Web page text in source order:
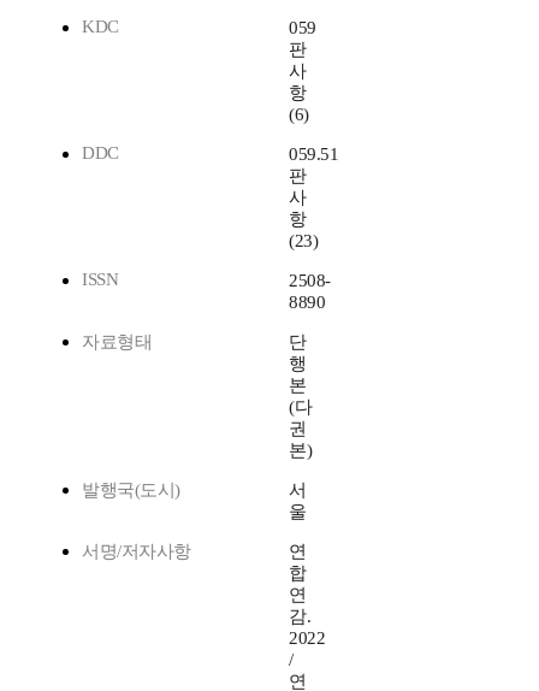
KDC
059
판
사
항
(6)
DDC
059.51
판
사
항
(23)
ISSN
2508-
8890
자료형태
단
행
본
(다
권
본)
발행국(도시)
서
울
서명/저자사항
연
합
연
감.
2022
/
연